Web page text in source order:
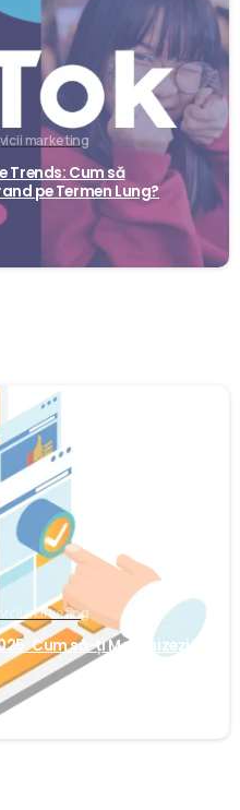
marketing
Trends: Cum să
pe Termen Lung?
marketing
Cum să-ți Maximizezi